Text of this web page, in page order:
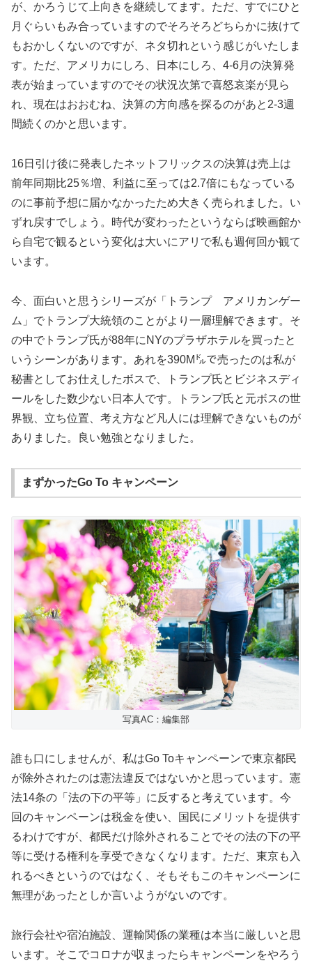
が、かろうじて上向きを継続してます。ただ、すでにひと
月ぐらいもみ合っていますのでそろそろどちらかに抜けて
もおかしくないのですが、ネタ切れという感じがいたしま
す。ただ、アメリカにしろ、日本にしろ、4-6月の決算発
表が始まっていますのでその状況次第で喜怒哀楽が見ら
れ、現在はおおむね、決算の方向感を探るのがあと2-3週
間続くのかと思います。
16日引け後に発表したネットフリックスの決算は売上は
前年同期比25％増、利益に至っては2.7倍にもなっている
のに事前予想に届かなかったため大きく売られました。い
ずれ戻すでしょう。時代が変わったというならば映画館か
ら自宅で観るという変化は大いにアリで私も週何回か観て
います。
今、面白いと思うシリーズが「トランプ アメリカンゲー
ム」でトランプ大統領のことがより一層理解できます。そ
の中でトランプ氏が88年にNYのプラザホテルを買ったと
いうシーンがあります。あれを390M㌦で売ったのは私が
秘書としてお仕えしたボスで、トランプ氏とビジネスディ
ールをした数少ない日本人です。トランプ氏と元ボスの世
界観、立ち位置、考え方など凡人には理解できないものが
ありました。良い勉強となりました。
まずかったGo To キャンペーン
写真AC：編集部
誰も口にしませんが、私はGo Toキャンペーンで東京都民
が除外されたのは憲法違反ではないかと思っています。憲
法14条の「法の下の平等」に反すると考えています。今
回のキャンペーンは税金を使い、国民にメリットを提供す
るわけですが、都民だけ除外されることでその法の下の平
等に受ける権利を享受できなくなります。ただ、東京も入
れるべきというのではなく、そもそもこのキャンペーンに
無理があったとしか言いようがないのです。
旅行会社や宿泊施設、運輸関係の業種は本当に厳しいと思
います。そこでコロナが収まったらキャンペーンをやろう